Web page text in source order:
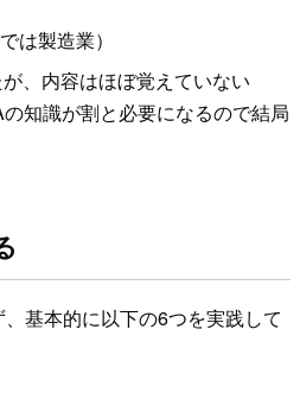
は製造業）
、内容はほぼ覚えていない
の知識が割と必要になるので結局
基本的に以下の6つを実践して